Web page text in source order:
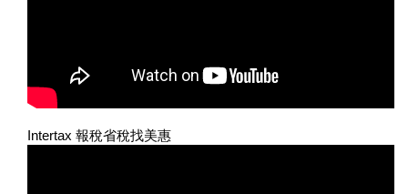
Intertax 報稅省稅找美惠